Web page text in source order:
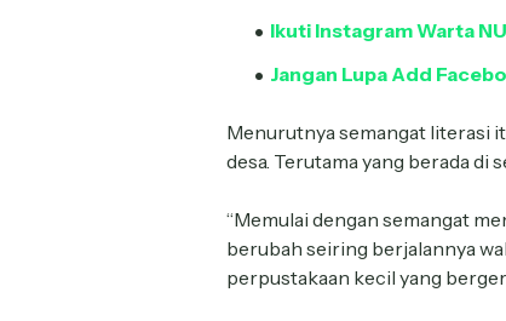
Ikuti Instagram Warta NU
Jangan Lupa Add
Menurutnya semangat literasi
desa. Terutama yang berada
“Memulai dengan semangat
berubah seiring berjalannya
perpustakaan kecil yang